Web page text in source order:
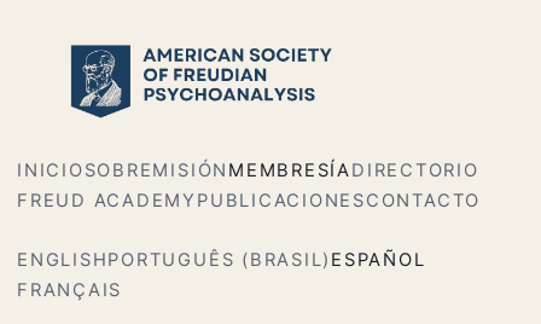
INICIOSOBREMISIÓN MEMBRESÍADIRECTORIO
FREUD ACADEMY PUBLICACIONESCONTACTO
ENGLISHPORTUGUÊS (BRASIL) ESPAÑOL
FRANÇAIS